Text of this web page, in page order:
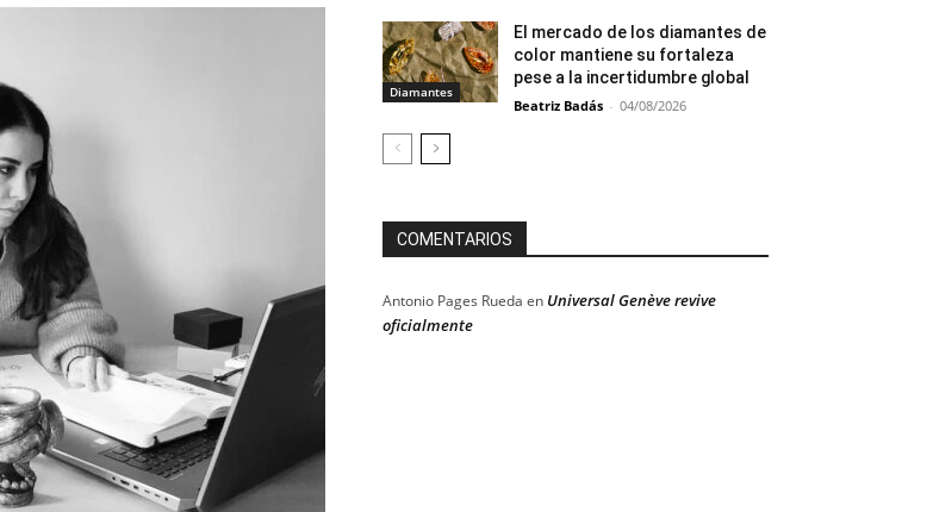
Diamantes
El mercado de los diamantes de
color mantiene su fortaleza
pese a la incertidumbre global
Beatriz Badás - 04/08/2026
COMENTARIOS
Antonio Pages Rueda en Universal Genève revive
oficialmente